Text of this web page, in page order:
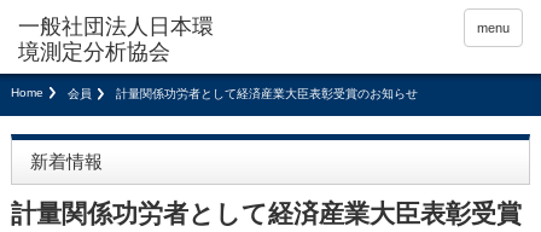
menu
Home 会員 計量関係功労者として経済産業大臣表彰受賞のお知らせ
新着情報
計量関係功労者として経済産業大臣表彰受賞